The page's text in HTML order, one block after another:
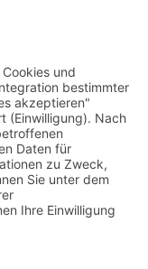
, um die
erfüllen und dabei viel
Datenschutz-